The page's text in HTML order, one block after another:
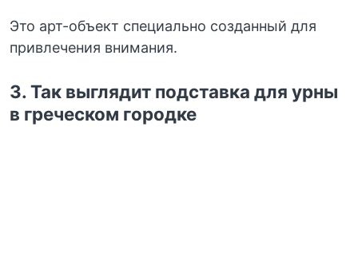
Это арт-объект специально созданный для
привлечения внимания.
3. Так выглядит подставка для урны
в греческом городке